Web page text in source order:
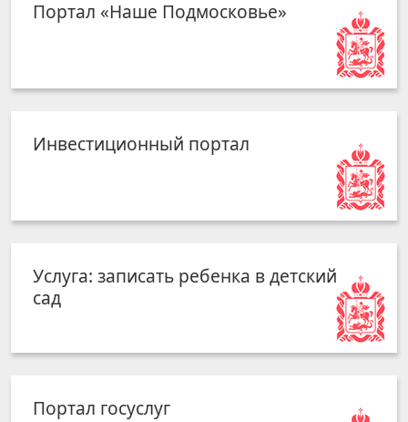
Портал «Наше Подмосковье»
Инвестиционный портал
Услуга: записать ребенка в детский
сад
Портал госуслуг